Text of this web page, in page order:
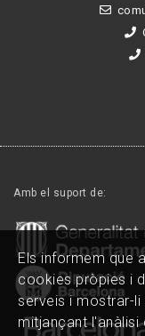
Amb el suport de:
Els informem que
cookies pròpies i
serveis i mostrar-
mitjançant